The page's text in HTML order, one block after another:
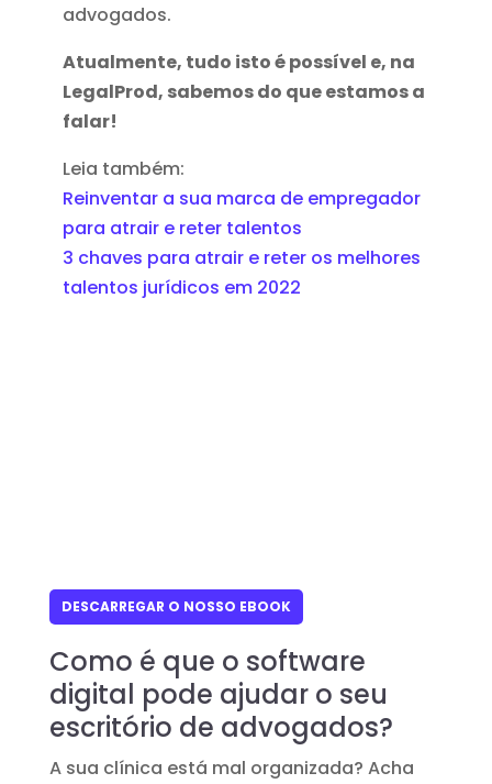
advogados.
Atualmente, tudo isto é possível e, na
LegalProd, sabemos do que estamos a
falar!
Leia também:
Reinventar a sua marca de empregador
para atrair e reter talentos
3 chaves para atrair e reter os melhores
talentos jurídicos em 2022
DESCARREGAR O NOSSO EBOOK
Como é que o software
digital pode ajudar o seu
escritório de advogados?
A sua clínica está mal organizada? Acha